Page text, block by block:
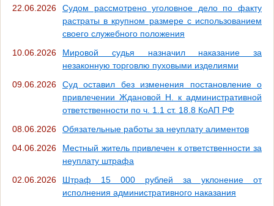
22.06.2026
Судом рассмотрено уголовное дело по факту
растраты в крупном размере с использованием
своего служебного положения
10.06.2026
Мировой судья назначил наказание за
незаконную торговлю пуховыми изделиями
09.06.2026
Суд оставил без изменения постановление о
привлечении Ждановой Н. к административной
ответственности по ч. 1.1 ст. 18.8 КоАП РФ
08.06.2026
Обязательные работы за неуплату алиментов
04.06.2026
Местный житель привлечен к ответственности за
неуплату штрафа
02.06.2026
Штраф 15 000 рублей за уклонение от
исполнения административного наказания